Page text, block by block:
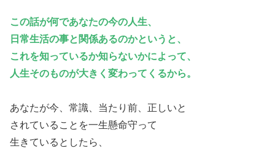
この話が何であなたの今の人生、
日常生活の事と関係あるのかというと、
これを知っているか知らないかによって、
人生そのものが大きく変わってくるから。
あなたが今、常識、当たり前、正しいと
されていることを一生懸命守って
生きているとしたら、